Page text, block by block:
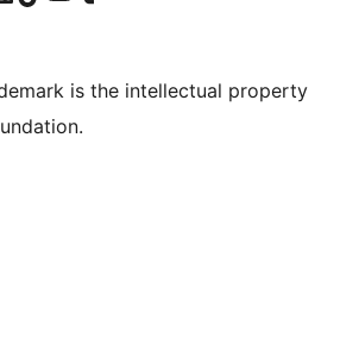
is the intellectual property